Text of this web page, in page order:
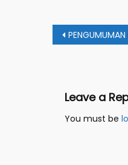
Post
PENGUMUMAN LOMBA
Leave a
You must be